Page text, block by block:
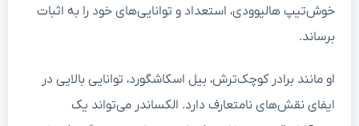
خوش‌تیپ هالیوودی، استعداد و توانایی‌های خود را به اثبات
برساند.
او مانند برادر کوچک‌ترش، بیل اسکاشگورد، توانایی بالایی در
ایفای نقش‌های نامتعارف دارد. الکساندر می‌تواند یک